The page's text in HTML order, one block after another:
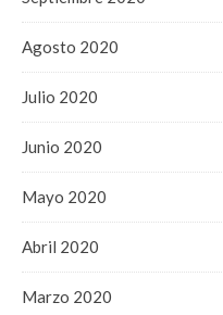
Agosto 2020
Julio 2020
Junio 2020
Mayo 2020
Abril 2020
Marzo 2020